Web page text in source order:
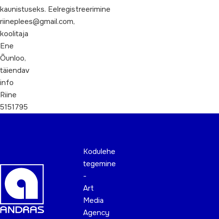
kaunistuseks. Eelregistreerimine
riineplees@gmail.com,
koolitaja
Ene
Õunloo,
täiendav
info
Riine
5151795
Kodulehe
tegemine
-
Art
Media
Agency